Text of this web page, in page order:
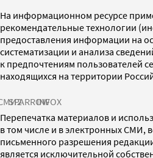
На информационном ресурсе
рекомендательные технологии
предоставления информации на
систематизации и анализа
к предпочтениям пользователей
находящихся на территории
SPARROWINFOX
Перепечатка материалов и
в том числе и в электронных СМИ,
письменного разрешения
является исключительной